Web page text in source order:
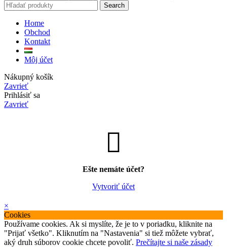
Search
Home
Obchod
Kontakt
Môj účet
Nákupný košík
Zavrieť
Prihlásiť sa
Zavrieť
Ešte nemáte účet?
Vytvoriť účet
×
Cookies
Používame cookies. Ak si myslíte, že je to v poriadku, kliknite na
"Prijať všetko". Kliknutím na "Nastavenia" si tiež môžete vybrať,
aký druh súborov cookie chcete povoliť. Prečítajte si naše zásady